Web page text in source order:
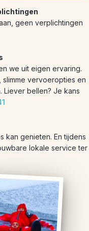
geen verplichtingen
we uit eigen ervaring.
vervoeropties en
Liever bellen? Je kans
kan genieten. En tijdens
lokale service ter